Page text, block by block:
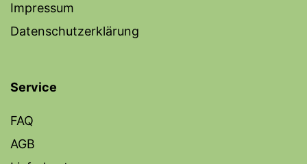
Impressum
Datenschutzerklärung
Service
FAQ
AGB